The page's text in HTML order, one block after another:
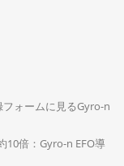
ォームに見るGyro-n
10倍：Gyro-n EFO導